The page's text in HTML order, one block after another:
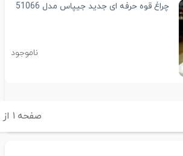
چراغ قوه حرفه ای جدید جیپاس مدل 51066
ناموجود
صفحه ۱ از ۲